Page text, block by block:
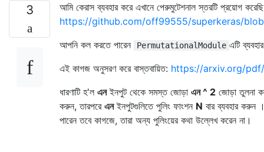
3
আমি কেরাস ব্যবহার করে এখানে পেরুমুটেশনাল স্তরটি প্রয়োগ
https://github.com/off99555/superkeras/
আপনি কল করতে পারেন
PermutationalModule এটি
এই কাগজ অনুসরণ করে বাস্তবায়িত: https://arxiv.org/
ধারণাটি হ'ল এনইনপুট থেকে সমস্ত জোড়া এন ^ 2 জোড়া তুলনা
করুন, তারপরে এনইনপুটগুলিতে পুলিং ফাংশন N বার ব্যবহার করুন
পারেন তবে কাগজে, তারা অন্য পুলিংয়ের কথা উল্লেখ করেন না।